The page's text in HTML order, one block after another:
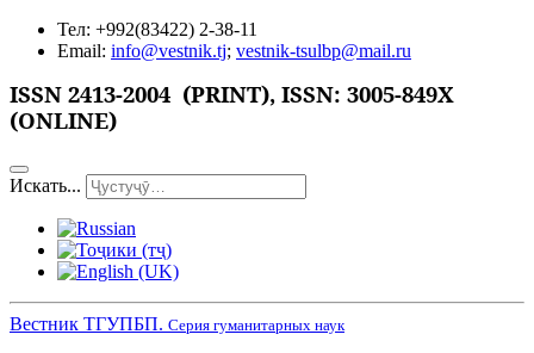
Тел: +992(83422) 2-38-11
Email: info@vestnik.tj; vestnik-tsulbp@mail.ru
ISSN 2413-2004 (PRINT), ISSN: 3005-849X
(ONLINE)
Искать...
Вестник ТГУПБП. Серия гуманитарных наук